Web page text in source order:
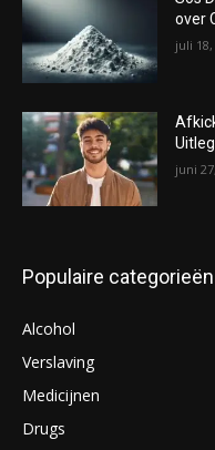
over
juli 18,
juni
Populaire categorieën
Alcohol
Verslaving
Medicijnen
Drugs